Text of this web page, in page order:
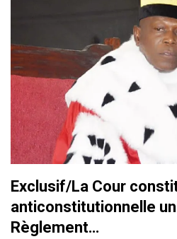
Exclusif/La Cour
anticonstitutionnelle
Règlement…